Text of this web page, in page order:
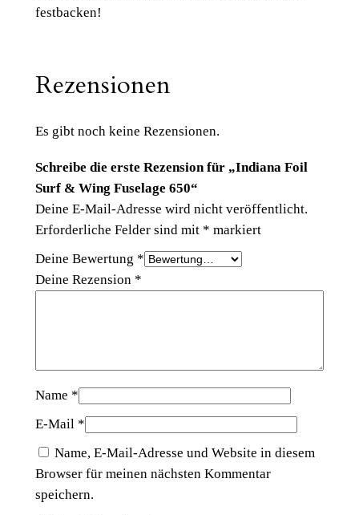
festbacken!
Rezensionen
Es gibt noch keine Rezensionen.
Schreibe die erste Rezension für „Indiana Foil
Surf & Wing Fuselage 650“
Deine E-Mail-Adresse wird nicht veröffentlicht.
Erforderliche Felder sind mit * markiert
Deine Bewertung *
Deine Rezension *
Name *
E-Mail *
Name, E-Mail-Adresse und Website in diesem
Browser für meinen nächsten Kommentar
speichern.